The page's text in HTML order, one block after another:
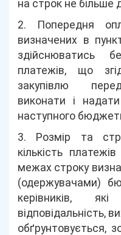
на строк не більше
2. Попередня
визначених в
здійснюватись
платежів, що
закупівлю
виконати і
наступного
3. Розмір та
кількість
межах строку
(одержувачами)
керівників,
відповідальність,
обґрунтовується,